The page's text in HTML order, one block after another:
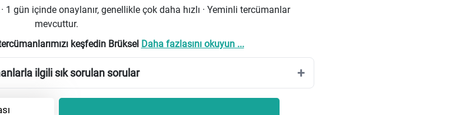
gün içinde onaylanır, genellikle çok daha hızlı · Yeminli tercümanlar
mevcuttur.
keşfedin Brüksel Daha fazlasını okuyun ...
ilgili sık sorulan sorular